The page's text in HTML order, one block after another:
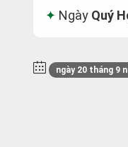
Ngày Quý
ngày 20 tháng 9